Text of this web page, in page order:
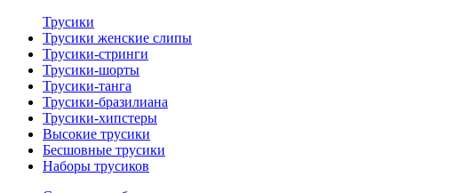
Трусики
Трусики женские слипы
Трусики-стринги
Трусики-шорты
Трусики-танга
Трусики-бразилиана
Трусики-хипстеры
Высокие трусики
Бесшовные трусики
Наборы трусиков